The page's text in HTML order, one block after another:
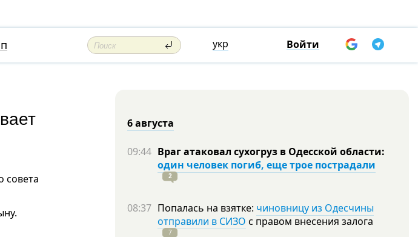
укр Войти
совета
6 августа
09:44 Враг атаковал сухогруз в Одесской области:
один человек погиб, еще трое пострадали
2
08:37 Попалась на взятке: чиновницу из Одесчины
отправили в СИЗО с правом внесения залога
7